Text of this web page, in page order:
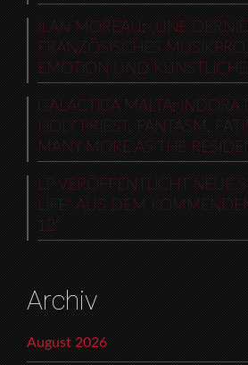
ILAN MOREAU: „UNE
FRANZÖSISCHES
EMOTION UND
GALACTICA MALTA: INDORA
HOLY PRIEST, FANTASM,
MANY MORE AS THE
LP VERÖFFENTLICHT NEUE
LIFE“ AUS DEM
12“
Archiv
August 2026